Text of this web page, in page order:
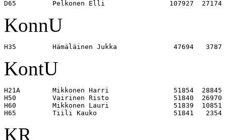
KonnU
KontU
H21A        Mikkonen Harri                51854  28845
H50         Vairinen Risto                51840  26970
H60         Mikkonen Lauri                51839  10851
KR